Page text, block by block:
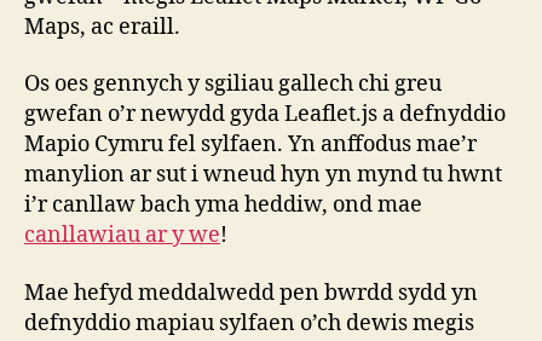
Maps, ac eraill.
Os oes gennych y sgiliau gallech chi greu
gwefan o’r newydd gyda Leaflet.js a defnyddio
Mapio Cymru fel sylfaen. Yn anffodus mae’r
manylion ar sut i wneud hyn yn mynd tu hwnt
i’r canllaw bach yma heddiw, ond mae
canllawiau ar y we!
Mae hefyd meddalwedd pen bwrdd sydd yn
defnyddio mapiau sylfaen o’ch dewis megis